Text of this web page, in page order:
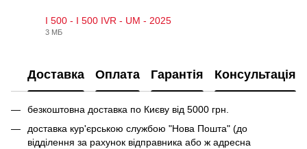
I 500 - I 500 IVR - UM - 2025
3 МБ
Доставка Оплата Гарантія Консультація
безкоштовна доставка по Києву від 5000 грн.
доставка кур'єрською службою "Нова Пошта" (до
відділення за рахунок відправника або ж адресна